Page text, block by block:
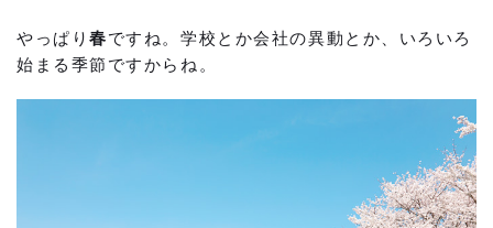
やっぱり春ですね。学校とか会社の異動とか、いろいろ
始まる季節ですからね。